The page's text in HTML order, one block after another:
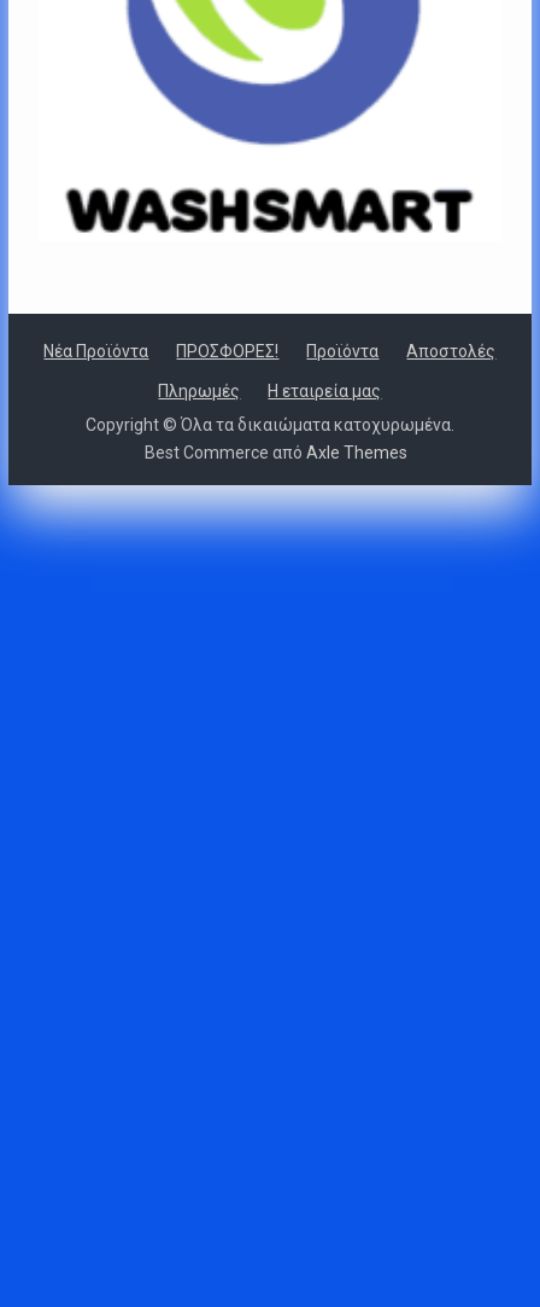
Νέα Προϊόντα ΠΡΟΣΦΟΡΕΣ! Προϊόντα Αποστολές
Πληρωμές
Η εταιρεία μας
Copyright © Όλα τα δικαιώματα κατοχυρωμένα.
Best Commerce από Axle Themes